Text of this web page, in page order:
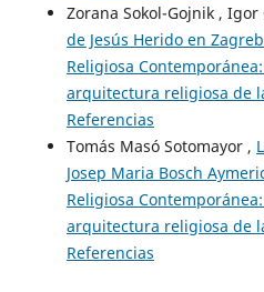
Zorana Sokol-Gojnik , Igor
de Jesús Herido en Zagreb
Religiosa
arquitectura religiosa de
Referencias
Tomás Masó Sotomayor ,
Josep Maria Bosch
Religiosa
arquitectura religiosa de
Referencias